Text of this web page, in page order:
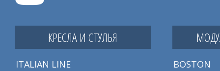
КРЕСЛА И СТУЛЬЯ
ITALIAN LINE
BOSTON